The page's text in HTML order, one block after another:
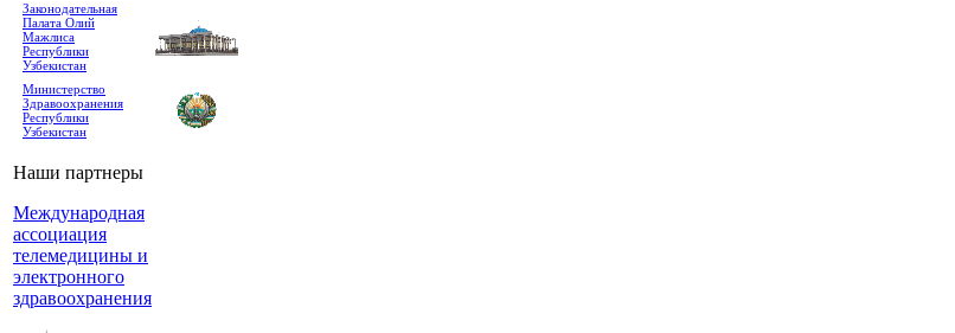
Законодательная
Палата Олий
Мажлиса
Республики
Узбекистан
Министерство
Здравоохранения
Республики
Узбекистан
Наши партнеры
Международная
ассоциация
телемедицины и
электронного
здравоохранения